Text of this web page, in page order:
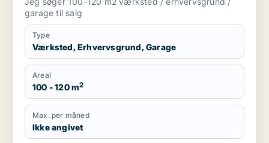
garage til salg
Type
Værksted, Erhvervsgrund, Garage
Areal
100 - 120 m2
Max. per måned
Ikke angivet